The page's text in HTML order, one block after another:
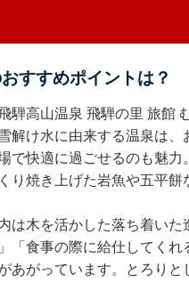
すすめポイントは？
騨高山温泉 飛騨の里 旅館
解け水に由来する温泉は
で快適に過ごせるのも魅
り焼き上げた岩魚や五平
は木を活かした落ち着い
「食事の際に給仕してく
あがっています。とろり